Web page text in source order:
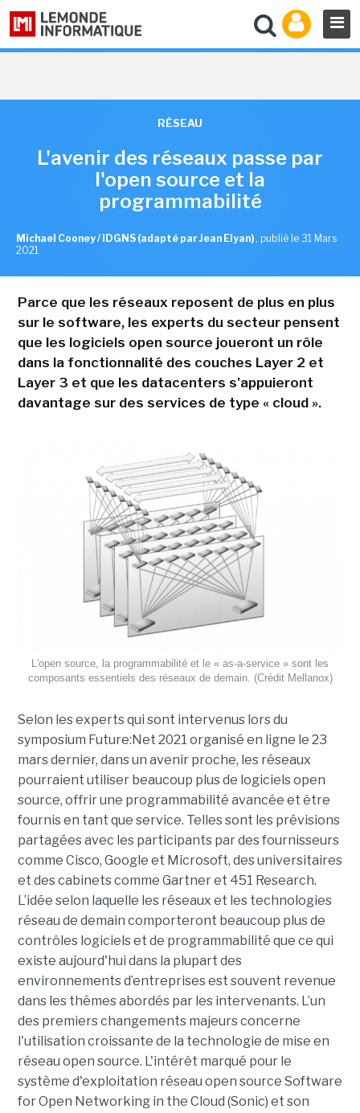
RÉSEAU
L'avenir des réseaux passe par
l'open source et la
programmabilité
Michael Cooney / IDGNS (adapté par Jean Elyan) , publié le 31 Mars
2021
Parce que les réseaux reposent de plus en plus
sur le software, les experts du secteur pensent
que les logiciels open source joueront un rôle
dans la fonctionnalité des couches Layer 2 et
Layer 3 et que les datacenters s'appuieront
davantage sur des services de type « cloud ».
L'open source, la programmabilité et le « as-a-service » sont les
composants essentiels des réseaux de demain. (Crédit Mellanox)
Selon les experts qui sont intervenus lors du
symposium Future:Net 2021 organisé en ligne le 23
mars dernier, dans un avenir proche, les réseaux
pourraient utiliser beaucoup plus de logiciels open
source, offrir une programmabilité avancée et être
fournis en tant que service. Telles sont les prévisions
partagées avec les participants par des fournisseurs
comme Cisco, Google et Microsoft, des universitaires
et des cabinets comme Gartner et 451 Research.
L’idée selon laquelle les réseaux et les technologies
réseau de demain comporteront beaucoup plus de
contrôles logiciels et de programmabilité que ce qui
existe aujourd'hui dans la plupart des
environnements d’entreprises est souvent revenue
dans les thèmes abordés par les intervenants. L’un
des premiers changements majeurs concerne
l'utilisation croissante de la technologie de mise en
réseau open source. L'intérêt marqué pour le
système d'exploitation réseau open source Software
for Open Networking in the Cloud (Sonic) et son